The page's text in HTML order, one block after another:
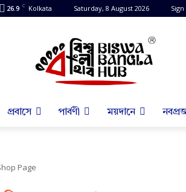
26.9 C Kolkata Saturday, 8 August 2026
প্রবাসে পার্বণী ময়দানে
Page